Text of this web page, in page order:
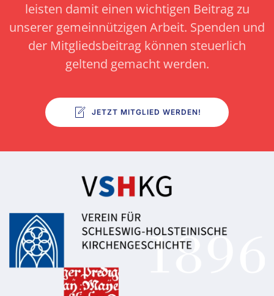
leisten damit einen wichtigen Beitrag zu
unserer gemeinnützigen Arbeit. Spenden und
der Mitgliedsbeitrag können steuerlich
geltend gemacht werden.
JETZT MITGLIED WERDEN!